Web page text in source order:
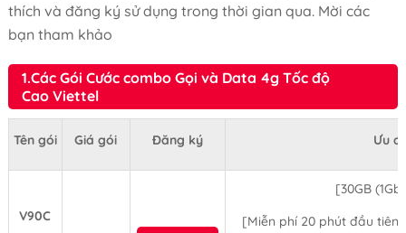
thích và đăng ký sử dụng trong thời gian qua. Mời các
bạn tham khảo
1.Các Gói Cước combo Gọi và Data 4g Tốc độ
Cao Viettel
Tên gói Giá gói Đăng ký Ưu
V90C
[30GB
[Miễn phí 20 phút đầu